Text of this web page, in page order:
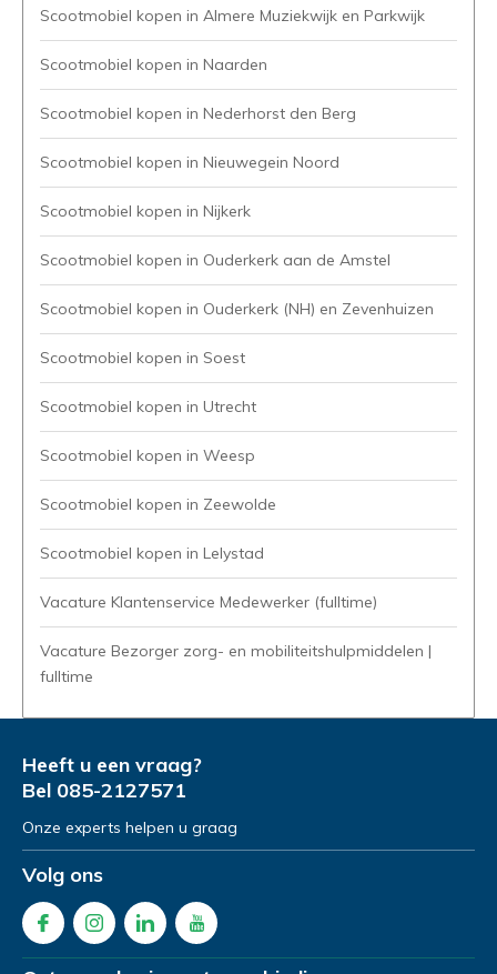
Scootmobiel kopen in Almere Muziekwijk en Parkwijk
Scootmobiel kopen in Naarden
Scootmobiel kopen in Nederhorst den Berg
Scootmobiel kopen in Nieuwegein Noord
Scootmobiel kopen in Nijkerk
Scootmobiel kopen in Ouderkerk aan de Amstel
Scootmobiel kopen in Ouderkerk (NH) en Zevenhuizen
Scootmobiel kopen in Soest
Scootmobiel kopen in Utrecht
Scootmobiel kopen in Weesp
Scootmobiel kopen in Zeewolde
Scootmobiel kopen in Lelystad
Vacature Klantenservice Medewerker (fulltime)
Vacature Bezorger zorg- en mobiliteitshulpmiddelen |
fulltime
Heeft u een vraag?
Bel 085-2127571
Onze experts helpen u graag
Volg ons